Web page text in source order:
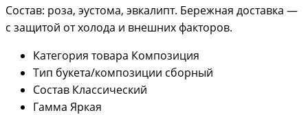
Состав: роза, эустома, эвкалипт. Бережная доставка —
с защитой от холода и внешних факторов.
Категория товара Композиция
Тип букета/композиции сборный
Состав Классический
Гамма Яркая